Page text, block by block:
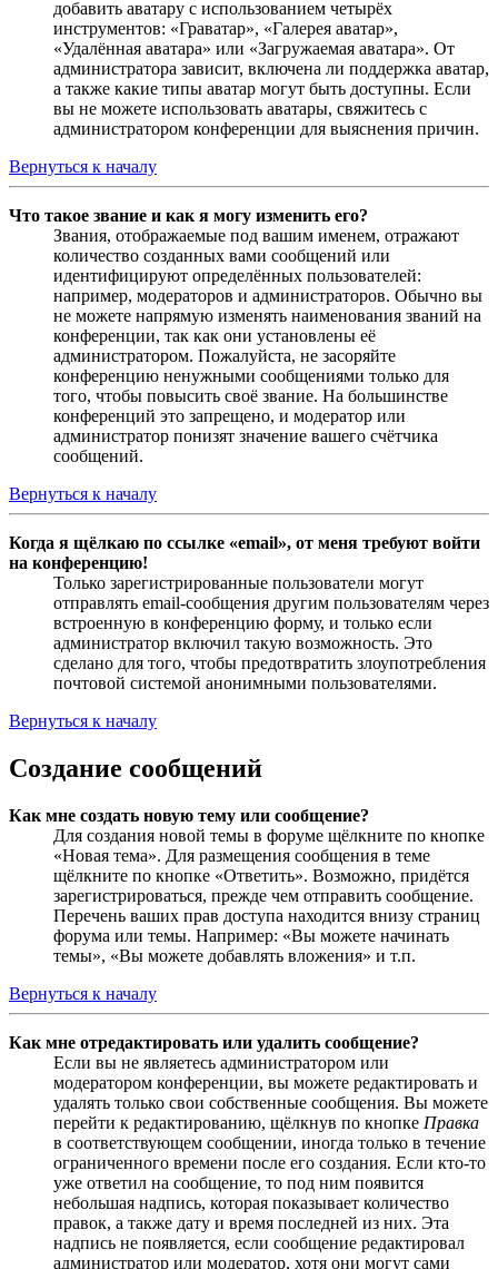
добавить аватару с использованием четырёх
инструментов: «Граватар», «Галерея аватар»,
«Удалённая аватара» или «Загружаемая аватара». От
администратора зависит, включена ли поддержка аватар,
а также какие типы аватар могут быть доступны. Если
вы не можете использовать аватары, свяжитесь с
администратором конференции для выяснения причин.
Вернуться к началу
Что такое звание и как я могу изменить его?
Звания, отображаемые под вашим именем, отражают
количество созданных вами сообщений или
идентифицируют определённых пользователей:
например, модераторов и администраторов. Обычно вы
не можете напрямую изменять наименования званий на
конференции, так как они установлены её
администратором. Пожалуйста, не засоряйте
конференцию ненужными сообщениями только для
того, чтобы повысить своё звание. На большинстве
конференций это запрещено, и модератор или
администратор понизят значение вашего счётчика
сообщений.
Вернуться к началу
Когда я щёлкаю по ссылке «email», от меня требуют войти
на конференцию!
Только зарегистрированные пользователи могут
отправлять email-сообщения другим пользователям через
встроенную в конференцию форму, и только если
администратор включил такую возможность. Это
сделано для того, чтобы предотвратить злоупотребления
почтовой системой анонимными пользователями.
Вернуться к началу
Создание сообщений
Как мне создать новую тему или сообщение?
Для создания новой темы в форуме щёлкните по кнопке
«Новая тема». Для размещения сообщения в теме
щёлкните по кнопке «Ответить». Возможно, придётся
зарегистрироваться, прежде чем отправить сообщение.
Перечень ваших прав доступа находится внизу страниц
форума или темы. Например: «Вы можете начинать
темы», «Вы можете добавлять вложения» и т.п.
Вернуться к началу
Как мне отредактировать или удалить сообщение?
Если вы не являетесь администратором или
модератором конференции, вы можете редактировать и
удалять только свои собственные сообщения. Вы можете
перейти к редактированию, щёлкнув по кнопке Правка
в соответствующем сообщении, иногда только в течение
ограниченного времени после его создания. Если кто-то
уже ответил на сообщение, то под ним появится
небольшая надпись, которая показывает количество
правок, а также дату и время последней из них. Эта
надпись не появляется, если сообщение редактировал
администратор или модератор, хотя они могут сами